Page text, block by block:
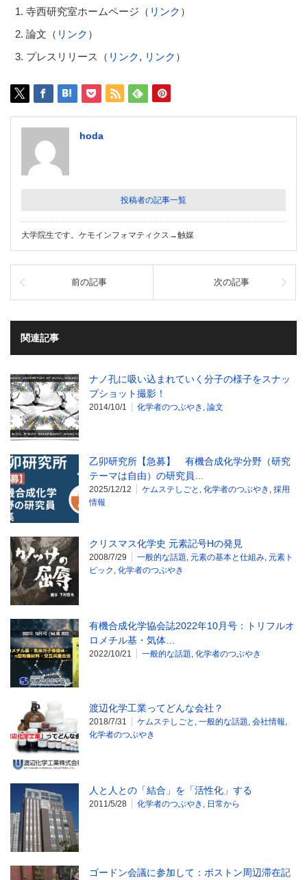
寺西研究室ホームページ（ リンク ）
論文（ リンク ）
プレスリリース（ リンク, リンク ）
hoda
投稿者の記事一覧
大学院生です。ケモインフォマティクス→触媒
前の記事 次の記事
関連記事
ナノ孔に吸い込まれていく分子の様子をスナッ
プショット撮影！
2014/10/1 化学者のつぶやき 論文
乙卯研究所【急募】 有機合成化学分野（研究
テーマは自由）の研究員…
2025/12/12 ケムステしごと 化学者のつぶやき 採用
情報
クリスマス化学史 元素記号Hの発見
2008/7/29 一般的な話題 元素の基本と仕組み 元素ト
ピック 化学者のつぶやき
有機合成化学協会誌2022年10月号：トリフルオ
ロメチル基・気体…
2022/10/21 一般的な話題 化学者のつぶやき
渡辺化学工業ってどんな会社？
2018/7/31 ケムステしごと 一般的な話題 会社情報
化学者のつぶやき
人と人との「結合」を「活性化」する
2011/5/28 化学者のつぶやき 日常から
ゴードン会議に参加して：ボストン周辺滞在記